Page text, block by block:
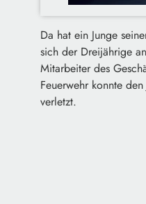
Da hat ein Junge
sich der Dreijährige
Mitarbeiter des
Feuerwehr konnte
verletzt.